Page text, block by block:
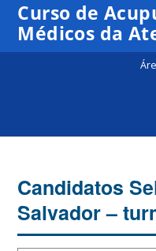
Curso de
Médicos da
Candidatos
Salvador –